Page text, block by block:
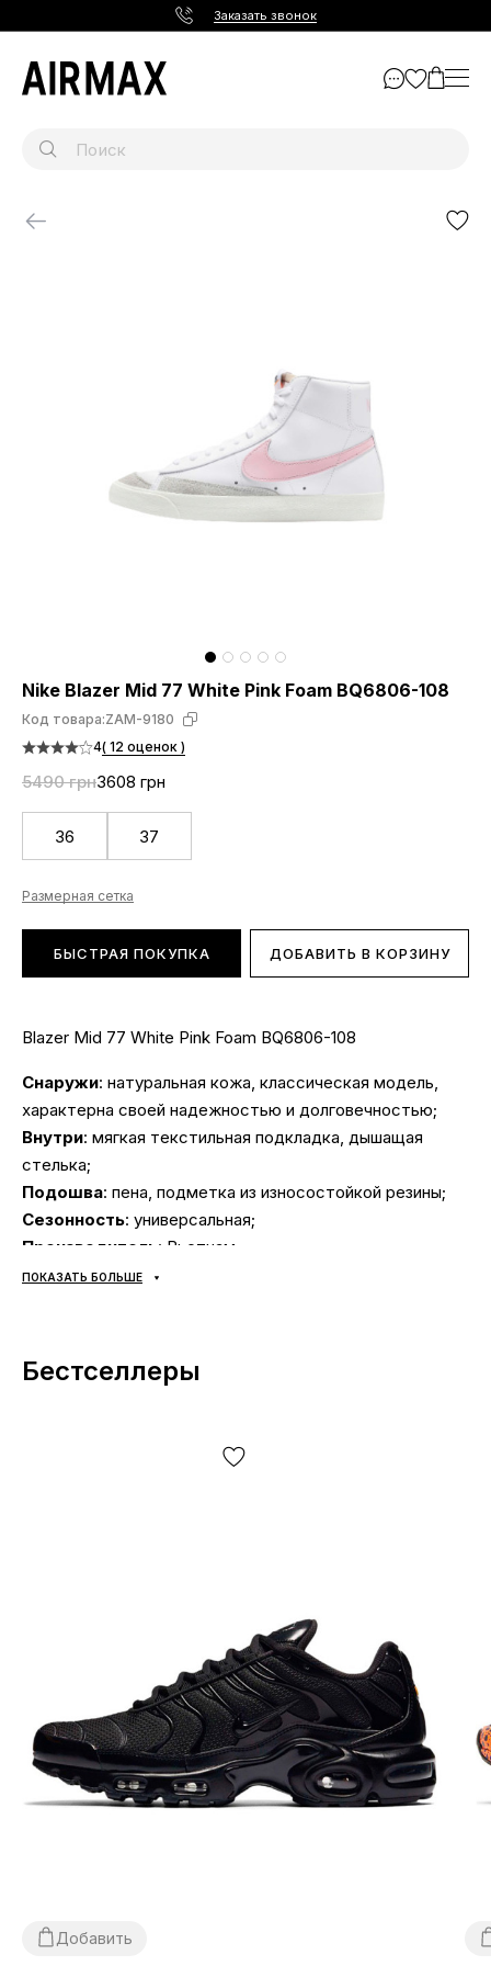
Заказать звонок
Nike Blazer Mid 77 White Pink Foam BQ6806-108
Код товара:ZAM-9180
4( 12 оценок )
5490 грн3608 грн
36 37
Размерная сетка
БЫСТРАЯ ПОКУПКА ДОБАВИТЬ В КОРЗИНУ
Blazer Mid 77 White Pink Foam BQ6806-108
Снаружи: натуральная кожа, классическая модель,
характерна своей надежностью и долговечностью;
Внутри: мягкая текстильная подкладка, дышащая
стелька;
Подошва: пена, подметка из износостойкой резины;
Сезонность: универсальная;
Производитель : Вьетнам;
Мы очень ценим Ваше время и собрали подборку
Доставка/оплата?
наложенным платежом.Среднее время доставки
Вам не подойдет что-либо, просто оставьте посылку и
не покупайте ее, это абсолютно бесплатно.
подлежит обмену и возврату (см. условия на
стр. «Оплата»).
Размерная сетка?
модели следует измерить Вашу стопу согласно
ПОКАЗАТЬ БОЛЬШЕ
Бестселлеры
Добавить